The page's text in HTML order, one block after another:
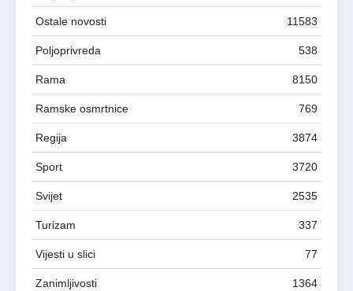
Ostale novosti 11583
Poljoprivreda 538
Rama 8150
Ramske osmrtnice 769
Regija 3874
Sport 3720
Svijet 2535
Turizam 337
Vijesti u slici 77
Zanimljivosti 1364